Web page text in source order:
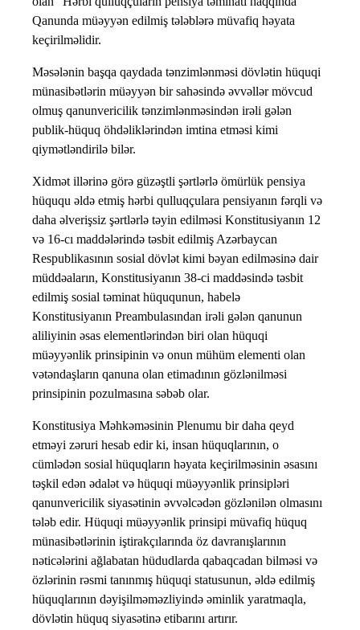
Qanunda müəyyən edilmiş tələblərə müvafiq həyata
keçirilməlidir.
Məsələnin başqa qaydada tənzimlənməsi dövlətin hüquqi
münasibətlərin müəyyən bir sahəsində əvvəllər mövcud
olmuş qanunvericilik tənzimlənməsindən irəli gələn
publik-hüquq öhdəliklərindən imtina etməsi kimi
qiymətləndirilə bilər.
Xidmət illərinə görə güzəştli şərtlərlə ömürlük pensiya
hüququ əldə etmiş hərbi qulluqçulara pensiyanın fərqli və
daha əlverişsiz şərtlərlə təyin edilməsi Konstitusiyanın 12
və 16-cı maddələrində təsbit edilmiş Azərbaycan
Respublikasının sosial dövlət kimi bəyan edilməsinə dair
müddəaların, Konstitusiyanın 38-ci maddəsində təsbit
edilmiş sosial təminat hüququnun, habelə
Konstitusiyanın Preambulasından irəli gələn qanunun
aliliyinin əsas elementlərindən biri olan hüquqi
müəyyənlik prinsipinin və onun mühüm elementi olan
vətəndaşların qanuna olan etimadının gözlənilməsi
prinsipinin pozulmasına səbəb olar.
Konstitusiya Məhkəməsinin Plenumu bir daha qeyd
etməyi zəruri hesab edir ki, insan hüquqlarının, o
cümlədən sosial hüquqların həyata keçirilməsinin əsasını
təşkil edən ədalət və hüquqi müəyyənlik prinsipləri
qanunvericilik siyasətinin əvvəlcədən gözlənilən olmasını
tələb edir. Hüquqi müəyyənlik prinsipi müvafiq hüquq
münasibətlərinin iştirakçılarında öz davranışlarının
nəticələrini ağlabatan hüdudlarda qabaqcadan bilməsi və
özlərinin rəsmi tanınmış hüquqi statusunun, əldə edilmiş
hüquqlarının dəyişilməməzliyində əminlik yaratmaqla,
dövlətin hüquq siyasətinə etibarını artırır.